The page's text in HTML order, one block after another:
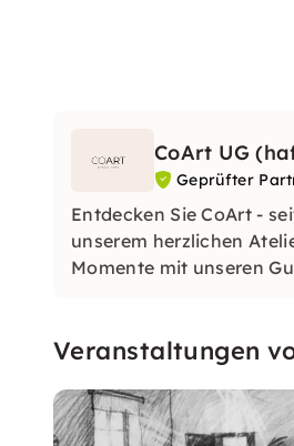
CoArt UG
Geprüfter
Entdecken Sie CoArt -
unserem herzlichen
Momente mit unseren
Veranstaltungen